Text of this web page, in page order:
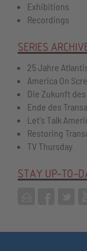
Exhibitions
Recordings
SERIES
25 Jahre
America On
Die Zukunft
Ende des
Let's Talk
Restoring
TV Thursday
STAY UP-TO-